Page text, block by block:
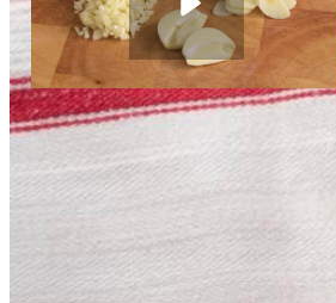
900 aardappelpuree met boter
7.5 gverse basilicum
Dit heb je nodig
Knoflook snijden
Instructievideo
00:57